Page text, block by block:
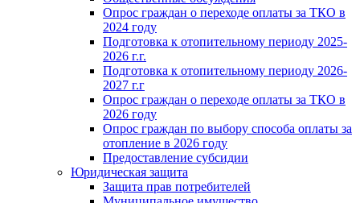
Опрос граждан о переходе оплаты за ТКО в
2024 году
Подготовка к отопительному периоду 2025-
2026 г.г.
Подготовка к отопительному периоду 2026-
2027 г.г
Опрос граждан о переходе оплаты за ТКО в
2026 году
Опрос граждан по выбору способа оплаты за
отопление в 2026 году
Предоставление субсидии
Юридическая защита
Защита прав потребителей